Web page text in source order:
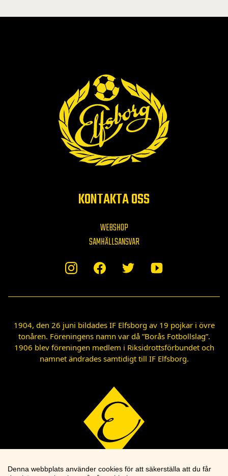
KONTAKTA OSS
WEBSHOP
SAMHÄLLSANSVAR
1904, den 26 juni bildades IF Elfsborg av 19 pojkar i övre
tonåren. Föreningens namn var då ”Borås Fotbollslag”.
1906 blev föreningen medlem i Riksidrottsförbundet och
namnet ändrades samtidigt till IF Elfsborg.
Denna webbplats använder cookies för att säkerställa att du får